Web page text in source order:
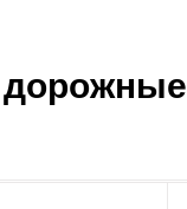
дорожные